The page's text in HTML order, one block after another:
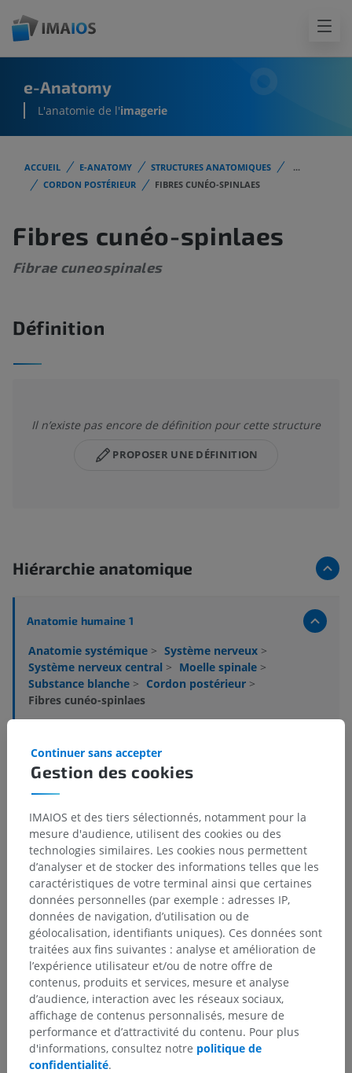
e-Anatomy
L'anatomie de l'imagerie
ACCUEIL E-ANATOMY STRUCTURES ANATOMIQUES
...
CORDON POSTÉRIEUR
FIBRES CUNÉO-SPINLAES
Fibres cunéo-spinlaes
Fibrae cuneospinales
Définition
Il n’existe pas encore de définition pour cette structure
PROPOSER UNE DÉFINITION
Hiérarchie anatomique
Anatomie humaine 1
Anatomie systémique > Système nerveux >
Système nerveux central > Moelle spinale >
Substance blanche > Cordon postérieur >
Fibres cunéo-spinlaes
sous-jacente
Traductions
Vous avez vu une erreur ?
N’hésitez pas à nous suggérer une correction, une
traduction, une amélioration de contenu.
Signaler un problème
Gestion des cookies
Continuer sans accepter
IMAIOS et des tiers sélectionnés, notamment pour la
mesure d'audience, utilisent des cookies ou des
technologies similaires. Les cookies nous permettent
d’analyser et de stocker des informations telles que les
caractéristiques de votre terminal ainsi que certaines
données personnelles (par exemple : adresses IP,
données de navigation, d’utilisation ou de
géolocalisation, identifiants uniques). Ces données sont
traitées aux fins suivantes : analyse et amélioration de
l’expérience utilisateur et/ou de notre offre de
contenus, produits et services, mesure et analyse
d’audience, interaction avec les réseaux sociaux,
affichage de contenus personnalisés, mesure de
performance et d’attractivité du contenu. Pour plus
d'informations, consultez notre politique de
confidentialité.